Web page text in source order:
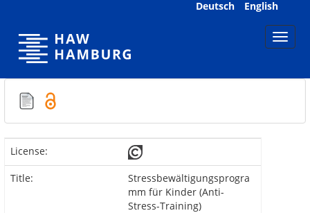
Deutsch English
License:
Title:
Stressbewältigungsprogra
mm für Kinder (Anti-
Stress-Training)